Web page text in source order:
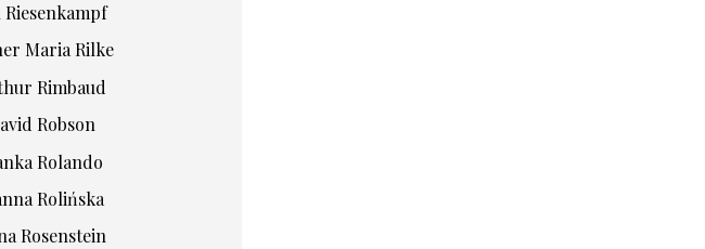
Riesenkampf
Maria Rilke
Rimbaud
Robson
Rolando
Rolińska
Rosenstein